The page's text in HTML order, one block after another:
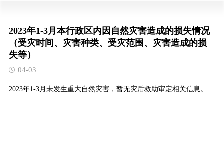
2023年1-3月本行政区内因自然灾害造成的损失情况
（受灾时间、灾害种类、受灾范围、灾害造成的损
失等）
04-03
2023年1-3月未发生重大自然灾害，暂无灾后救助审定相关信息。